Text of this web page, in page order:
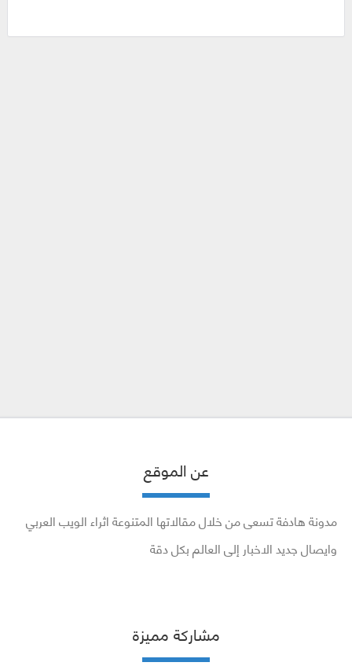
عن الموقع
مدونة هادفة تسعى من خلال مقالاتها المتنوعة اثراء الويب العربي
وايصال جديد الاخبار إلى العالم بكل دقة
مشاركة مميزة